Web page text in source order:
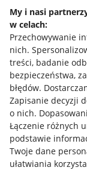
My i nasi
w celach:
Przechowywanie
nich.
treści, badanie
bezpieczeństwa,
błędów.
Zapisanie decyzji
o nich.
Łączenie różnych
podstawie
Twoje dane
ułatwiania
Allegro Gadane
Mapa
Informacje
Regulamin
Polityka plików
Ustawienia plików
Udostępnianie